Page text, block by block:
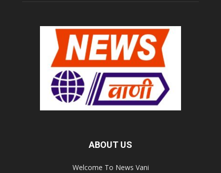
ABOUT US
Welcome To News Vani